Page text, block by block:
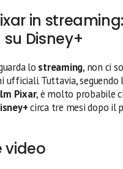
in
Disney+
lo streaming, non ci
ufficiali. Tuttavia, seguendo
Pixar, è molto probabile
circa tre mesi dopo il
video